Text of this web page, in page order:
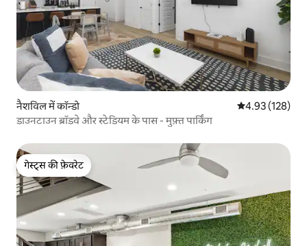
नैशविल में कॉन्डो औसत रेटिंग 5 में से
4.93 (128)
डाउनटाउन ब्रॉडवे और स्टेडियम के पास - मुफ़्त पार्किंग
गेस्ट्स की फ़ेवरेट
गेस्ट्स की फ़ेवरेट